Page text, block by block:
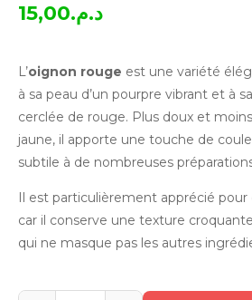
د.م.15,00
L’oignon rouge est une variété
à sa peau d’un pourpre vibrant et à
cerclée de rouge. Plus doux et
jaune, il apporte une touche de
subtile à de nombreuses
Il est particulièrement apprécié
car il conserve une texture
qui ne masque pas les autres